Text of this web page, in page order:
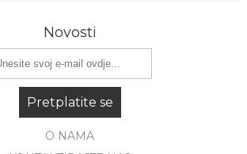
Novosti
Pretplatite se
O NAMA